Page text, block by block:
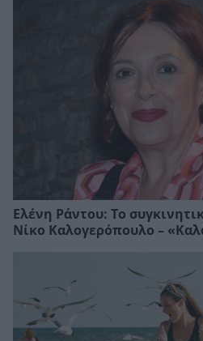
Ελένη Ράντου: Το
Νίκο Καλογερόπουλο –